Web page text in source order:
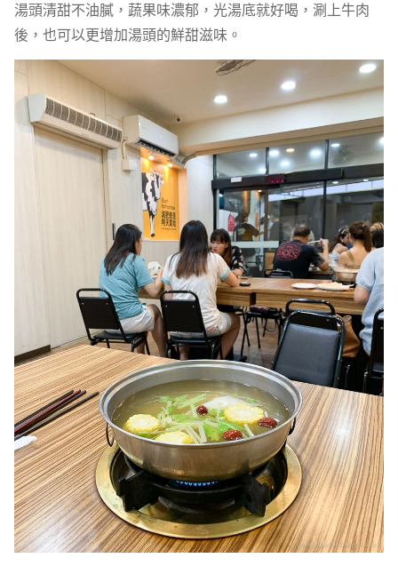
湯頭清甜不油膩，蔬果味濃郁，光湯底就好喝，涮上牛肉
後，也可以更增加湯頭的鮮甜滋味。